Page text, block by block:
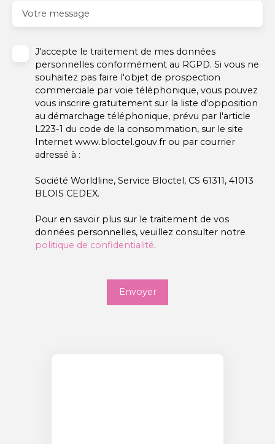
Votre message
J'accepte le traitement de mes données
personnelles conformément au RGPD. Si vous ne
souhaitez pas faire l'objet de prospection
commerciale par voie téléphonique, vous pouvez
vous inscrire gratuitement sur la liste d'opposition
au démarchage téléphonique, prévu par l'article
L223-1 du code de la consommation, sur le site
Internet www.bloctel.gouv.fr ou par courrier
adressé à :
Société Worldline, Service Bloctel, CS 61311, 41013
BLOIS CEDEX.
Pour en savoir plus sur le traitement de vos
données personnelles, veuillez consulter notre
politique de confidentialité.
Envoyer